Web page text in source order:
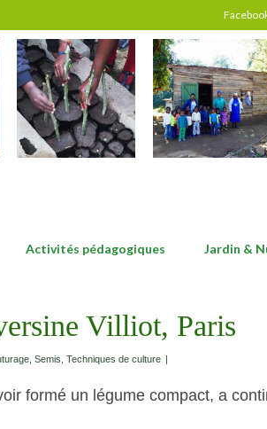
Activités pédagogiques Jardin &
Villiot, Paris
Semis Techniques de culture |
formé un légume compact, a